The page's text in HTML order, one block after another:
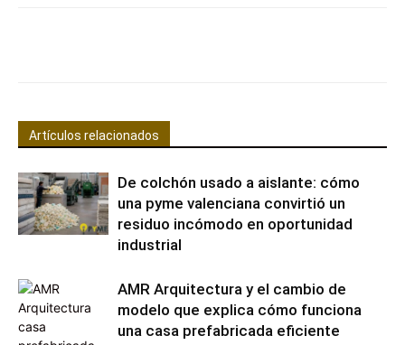
Artículos relacionados
De colchón usado a aislante: cómo
una pyme valenciana convirtió un
residuo incómodo en oportunidad
industrial
AMR Arquitectura y el cambio de
modelo que explica cómo funciona
una casa prefabricada eficiente